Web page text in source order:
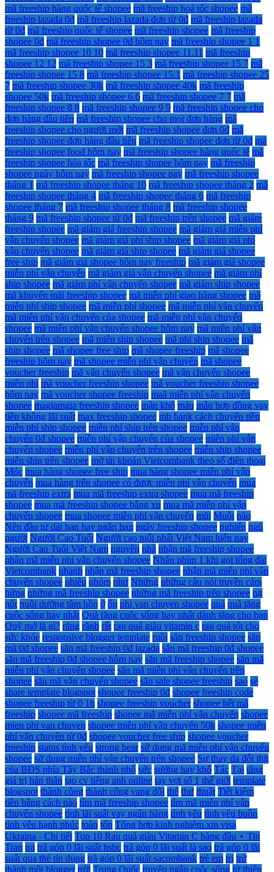
mã freeship hàng quốc tế shopee mã freeship hoả tốc shopee mã
freeship lazada 0đ mã freeship lazada đơn từ 0đ mã freeship lazada
từ 0đ mã freeship quốc tế shopee mã freeship shopee mã freeship
shopee 0đ mã freeship shopee 0đ hôm nay mã freeship shopee 1 1
mã freeship shopee 10 10 mã freeship shopee 11.11 mã freeship
shopee 12 12 mã freeship shopee 15 3 mã freeship shopee 15 7 mã
freeship shopee 15 8 mã freeship shopee 15.1 mã freeship shopee 25
7 mã freeship shopee 30k mã freeship shopee 40k mã freeship
shopee 50k mã freeship shopee 6.6 mã freeship shopee 7 7 mã
freeship shopee 8 8 mã freeship shopee 9 9 mã freeship shopee cho
đơn hàng đầu tiên mã freeship shopee cho mọi đơn hàng mã
freeship shopee cho người mới mã freeship shopee đơn 0đ mã
freeship shopee đơn hàng đầu tiên mã freeship shopee đơn từ 0đ mã
freeship shopee food hôm nay mã freeship shopee hàng quốc tế mã
freeship shopee hỏa tốc mã freeship shopee hôm nay mã freeship
shopee ngày hôm nay mã freeship shopee pay mã freeship shopee
tháng 1 mã freeship shopee tháng 10 mã freeship shopee tháng 2 mã
freeship shopee tháng 4 mã freeship shopee tháng 6 mã freeship
shopee tháng 7 mã freeship shopee tháng 8 mã freeship shopee
tháng 9 mã freeship shopee từ 0đ mã freeship trên shopee mã giảm
freeship shopee mã giảm giá freeship shopee mã giảm giá miễn phí
vận chuyển shopee mã giảm giá phí ship shopee mã giảm giá phí
vận chuyển shopee mã giảm giá ship shopee mã giảm giá shopee
free ship mã giảm giá shopee hôm nay freeship mã giảm giá shopee
miễn phí vận chuyển mã giảm giá vận chuyển shopee mã giảm phí
ship shopee mã giảm phí vận chuyển shopee mã giảm ship shopee
mã khuyến mãi freeship shopee mã miễn phí giao hàng shopee mã
miễn phí ship shopee mã miễn phí shopee mã miễn phí vận chuyển
mã miễn phí vận chuyển của shopee mã miễn phí vận chuyển
shopee mã miễn phí vận chuyển shopee hôm nay mã miễn phí vận
chuyển trên shopee mã miễn ship shopee mã phi ship shopee mã
ship shopee mã shopee free ship mã shopee freeship mã shopee
freeship hôm nay mã shopee miễn phí vận chuyển mã shopee
voucher freeship mã vận chuyển shopee mã vận chuyển shopee
miễn phí mã voucher freeship shopee mã voucher freeship shopee
hôm nay mã voucher shopee freeship maã miễn phí vận chuyển
shopee magiamgia freeship shopee mận khô máu mẫu hợp đồng vay
tiền không lãi suất max freeship shopee mb bank cách chuyển tiền
miễn phí ship shopee miễn phí ship trên shopee miễn phí vận
chuyển 0đ shopee miễn phí vận chuyển của shopee miễn phí vận
chuyển shopee miễn phí vận chuyển trên shopee miễn ship shopee
miễn ship trên shopee mở tài khoản Vietcombank theo số điện thoại
Móc mua hàng shopee free ship mua hàng shopee miễn phí vận
chuyển mua hàng trên shopee có được miễn phí vận chuyển mua
mã freeship extra mua mã freeship extra shopee mua mã freeship
shopee mua mã freeship shopee bằng xu mua mã miễn phí vận
chuyển shopee mua shopee miễn phí vận chuyển mũi Muỗi nào
Nên đầu tư dài hạn hay ngắn hạn ngày freeship shopee nghiến ngủ
người Người Cao Tuổi Người cao tuổi nhất Việt Nam hiện nay
Người Cao Tuổi Việt Nam nguyên nhà nhận mã freeship shopee
nhận mã miễn phí vận chuyển shopee Nhấn phím 1 khi gọi tổng đài
Vietcombank nhanh nhập mã freeship shopee nhập mã miễn phí vận
chuyển shopee nhiêu nhóm như Những những câu nói truyền cảm
hứng những mã freeship shopee những mã freeship trên shopee nịt
nốt nuôi dưỡng tâm hồn ở ổn phi van chuyen shopee quá quà tặng
cuộc sống hay nhất Quà tặng cuộc sống hay nhất dành tặng cho bạn
Quỹ mở là gì? răng rãnh rất rau quả giàu vitamin c rau quả tốt cho
sức khỏe responsive blogger template ruồi săn freeship shopee săn
mã 0đ shopee săn mã freeship 0đ lazada săn mã freeship 0đ shopee
săn mã freeship 0đ shopee hôm nay săn mã freeship shopee săn mã
miễn phí vận chuyển shopee săn mã miễn phí vận chuyển trên
shopee săn mã vận chuyển shopee săn sale shopee freeship sao sẽ
share template blogspot shopee freeship 0đ shopee freeship code
shopee freeship từ 0 1h shopee freeship voucher shopee hết mã
freeship shopee mã freeship shopee mã miễn phí vận chuyển shopee
mien phi van chuyen shopee miễn phí vận chuyển 50k shopee miễn
phí vận chuyển từ 0đ shopee voucher free ship shopee voucher
freeship status tình yêu strong bear sử dụng mã miễn phí vận chuyển
shopee sử dụng miễn phí vận chuyển trên shopee Sự thay da đổi thịt
của BĐS phía Tây Bắc thành phố sức sướng hay khổ Tác Tại tăng
giá trị bản thân tạo cv tiếng anh online tay vợt số 1 thế giới template
blogspot thành công thành công vang dội thế thư thuật Tiết kiệm
tiền bằng cách nào tìm mã freeship shopee tìm mã miễn phí vận
chuyển shopee tính lãi suất vay ngân hàng tình yêu tình yêu buồn
tình yêu hạnh phúc toàn tổn Tổng hợp kinh nghiệm xin visa
Ukraina - Chi tiết Top 10 Rau quả giàu Vitamin C hàng đầu ⋆ Tin
Tran tra trả góp 0 lãi suất hsbc trả góp 0 lãi suất là sao trả góp 0 lãi
suất qua thẻ tín dụng trả góp 0 lãi suất sacombank trẻ em trị trở
thành một blogger trời Trung Quốc truyện ngắn cuộc sống từ thiện